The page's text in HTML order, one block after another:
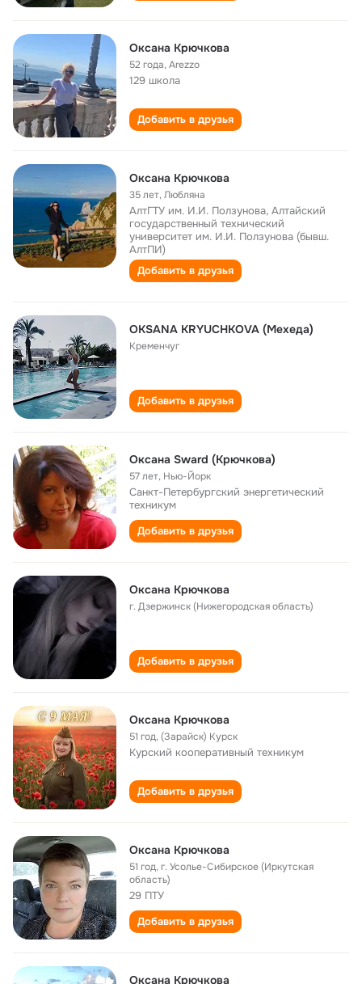
Оксана Крючкова
52 года,Arezzo
129 школа
Добавить в друзья
Оксана Крючкова
35 лет,Любляна
АлтГТУ им. И.И. Ползунова, Алтайский
государственный технический
университет им. И.И. Ползунова (бывш.
АлтПИ)
Добавить в друзья
OKSANA KRYUCHKOVA (Мехеда)
Кременчуг
Добавить в друзья
Оксана Sward (Крючкова)
57 лет, Нью-Йорк
Санкт-Петербургский энергетический
техникум
Добавить в друзья
Оксана Крючкова
г. Дзержинск (Нижегородская область)
Добавить в друзья
Оксана Крючкова
51 год,(Зарайск) Курск
Курский кооперативный техникум
Добавить в друзья
Оксана Крючкова
51 год,г. Усолье-Сибирское (Иркутская
область)
29 ПТУ
Добавить в друзья
Оксана Крючкова